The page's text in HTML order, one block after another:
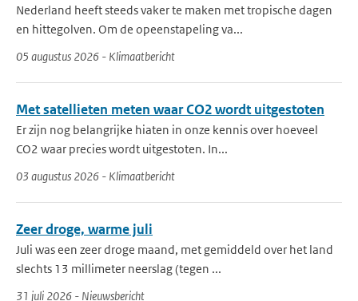
Nederland heeft steeds vaker te maken met tropische dagen
en hittegolven. Om de opeenstapeling va...
05 augustus 2026 - Klimaatbericht
Met satellieten meten waar CO2 wordt uitgestoten
Er zijn nog belangrijke hiaten in onze kennis over hoeveel
CO2 waar precies wordt uitgestoten. In...
03 augustus 2026 - Klimaatbericht
Zeer droge, warme juli
Juli was een zeer droge maand, met gemiddeld over het land
slechts 13 millimeter neerslag (tegen ...
31 juli 2026 - Nieuwsbericht